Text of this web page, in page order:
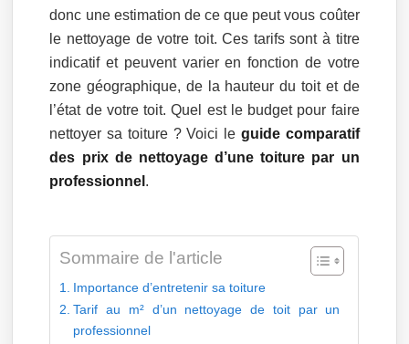
donc une estimation de ce que peut vous coûter
le nettoyage de votre toit. Ces tarifs sont à titre
indicatif et peuvent varier en fonction de votre
zone géographique, de la hauteur du toit et de
l’état de votre toit. Quel est le budget pour faire
nettoyer sa toiture ? Voici le guide comparatif
des prix de nettoyage d’une toiture par un
professionnel .
Sommaire de l'article
Importance d’entretenir sa toiture
Tarif au m² d’un nettoyage de toit par un
professionnel